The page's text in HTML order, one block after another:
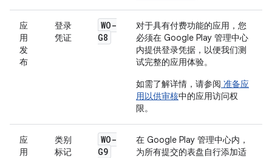
应
用
发
布
登录
凭证
WO-
G8
对于具有付费功能的应用，您
必须在 Google Play 管理中心
内提供登录凭据，以便我们测
试完整的应用体验。
如需了解详情，请参阅 准备应
用以供审核中的应用访问权
限。
应
用
类别
标记
WO-
G9
在 Google Play 管理中心内，
为所有提交的表盘自行添加适